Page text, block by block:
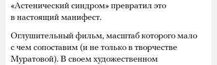
«Астенический синдром» превратил это
в настоящий манифест.
Оглушительный фильм, масштаб которого мало
с чем сопоставим (и не только в творчестве
Муратовой). В своем художественном